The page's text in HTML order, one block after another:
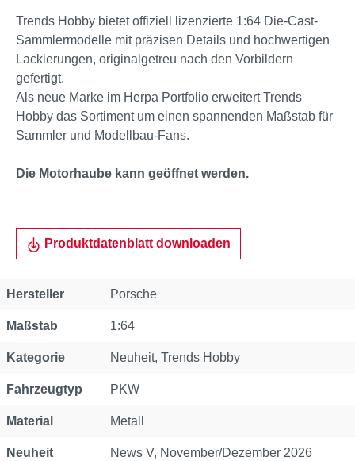
Trends Hobby bietet offiziell lizenzierte 1:64 Die-Cast-
Sammlermodelle mit präzisen Details und hochwertigen
Lackierungen, originalgetreu nach den Vorbildern
gefertigt.
Als neue Marke im Herpa Portfolio erweitert Trends
Hobby das Sortiment um einen spannenden Maßstab für
Sammler und Modellbau-Fans.
Die Motorhaube kann geöffnet werden.
Produktdatenblatt downloaden
Eigenschaft Wert
Hersteller Porsche
Maßstab 1:64
Kategorie Neuheit, Trends Hobby
Fahrzeugtyp PKW
Material Metall
Neuheit News V, November/Dezember 2026